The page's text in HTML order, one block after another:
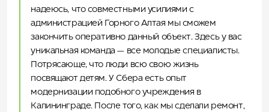
надеюсь, что совместными усилиями с
администрацией Горного Алтая мы сможем
закончить оперативно данный объект. Здесь у вас
уникальная команда ― все молодые специалисты.
Потрясающе, что люди всю свою жизнь
посвящают детям. У Сбера есть опыт
модернизации подобного учреждения в
Калининграде. После того, как мы сделали ремонт,